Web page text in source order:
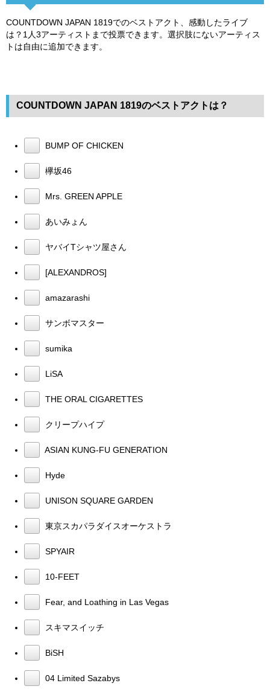
COUNTDOWN JAPAN 1819でのベストアクト、感動したライブ
は？1人3アーティストまで投票できます。選択肢にないアーティス
トは自由に追加できます。
COUNTDOWN JAPAN 1819のベストアクトは？
BUMP OF CHICKEN
欅坂46
Mrs. GREEN APPLE
あいみょん
ヤバイTシャツ屋さん
[ALEXANDROS]
amazarashi
サンボマスター
sumika
LiSA
THE ORAL CIGARETTES
クリープハイプ
ASIAN KUNG-FU GENERATION
Hyde
UNISON SQUARE GARDEN
東京スカパラダイスオーケストラ
SPYAIR
10-FEET
Fear, and Loathing in Las Vegas
スキマスイッチ
BiSH
04 Limited Sazabys